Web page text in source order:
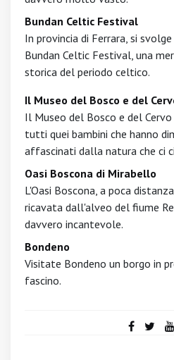
Bundan Celtic Festival
In provincia di Ferrara, si
Bundan Celtic Festival, una
storica del periodo celtico.
Il Museo del Bosco e del
Il Museo del Bosco e del
tutti quei bambini che hanno
affascinati dalla natura che ci
Oasi Boscona di Mirabello
L'Oasi Boscona, a poca
ricavata dall'alveo del fiume
davvero incantevole.
Bondeno
Visitate Bondeno un borgo in
fascino.